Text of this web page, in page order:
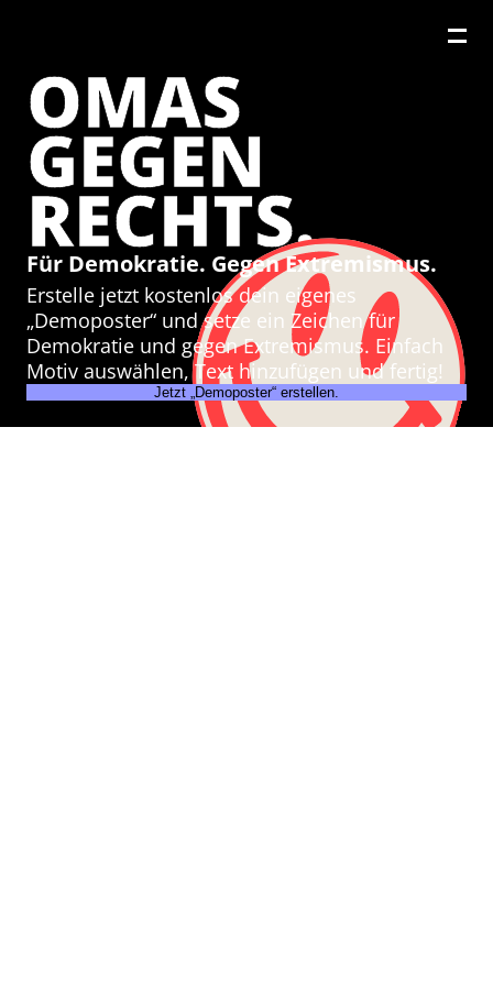
OMAS
GEGEN
RECHTS.
Für Demokratie. Gegen Extremismus.
Erstelle jetzt kostenlos dein eigenes
„Demoposter“ und setze ein Zeichen für
Demokratie und gegen Extremismus. Einfach
Motiv auswählen, Text hinzufügen und fertig!
Jetzt „Demoposter“ erstellen.